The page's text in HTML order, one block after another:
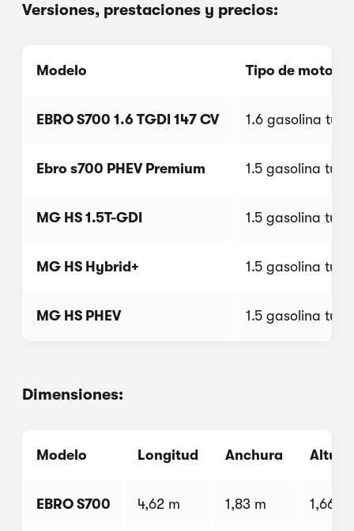
Versiones, prestaciones y precios:
Modelo Tipo de motor
EBRO S700 1.6 TGDI 147 CV 1.6 gasolina
Ebro s700 PHEV Premium 1.5 gasolina
MG HS 1.5T-GDI 1.5 gasolina
MG HS Hybrid+ 1.5 gasolina
MG HS PHEV 1.5 gasolina
Dimensiones:
Modelo Longitud Anchura Altura
EBRO S700 4,62 m 1,83 m 1,66 m